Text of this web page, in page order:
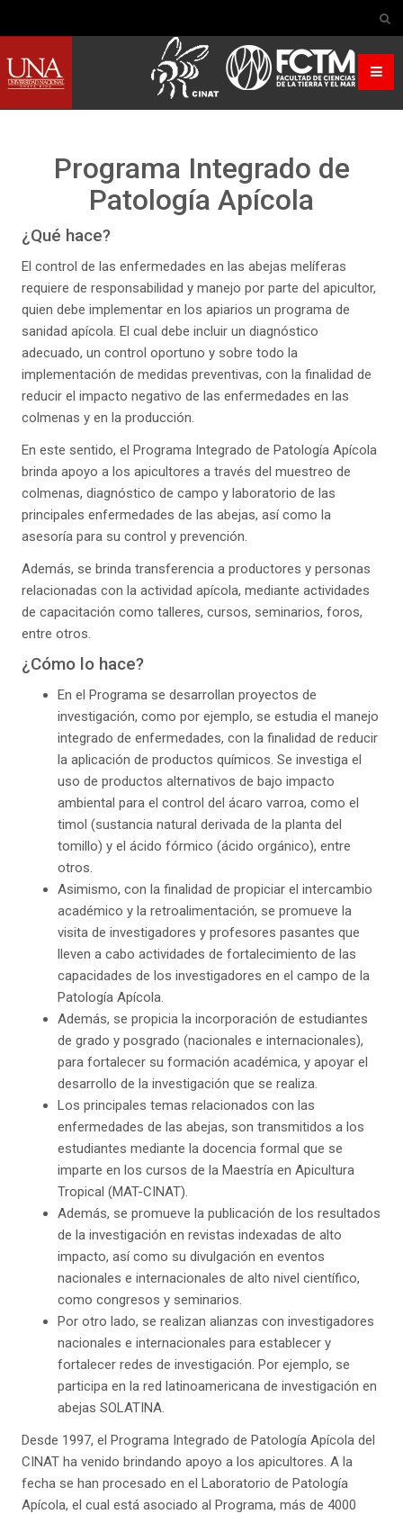
Programa Integrado de
Patología Apícola
¿Qué hace?
El control de las enfermedades en las abejas melíferas
requiere de responsabilidad y manejo por parte del apicultor,
quien debe implementar en los apiarios un programa de
sanidad apícola. El cual debe incluir un diagnóstico
adecuado, un control oportuno y sobre todo la
implementación de medidas preventivas, con la finalidad de
reducir el impacto negativo de las enfermedades en las
colmenas y en la producción.
En este sentido, el Programa Integrado de Patología Apícola
brinda apoyo a los apicultores a través del muestreo de
colmenas, diagnóstico de campo y laboratorio de las
principales enfermedades de las abejas, así como la
asesoría para su control y prevención.
Además, se brinda transferencia a productores y personas
relacionadas con la actividad apícola, mediante actividades
de capacitación como talleres, cursos, seminarios, foros,
entre otros.
¿Cómo lo hace?
En el Programa se desarrollan proyectos de
investigación, como por ejemplo, se estudia el manejo
integrado de enfermedades, con la finalidad de reducir
la aplicación de productos químicos. Se investiga el
uso de productos alternativos de bajo impacto
ambiental para el control del ácaro varroa, como el
timol (sustancia natural derivada de la planta del
tomillo) y el ácido fórmico (ácido orgánico), entre
otros.
Asimismo, con la finalidad de propiciar el intercambio
académico y la retroalimentación, se promueve la
visita de investigadores y profesores pasantes que
lleven a cabo actividades de fortalecimiento de las
capacidades de los investigadores en el campo de la
Patología Apícola.
Además, se propicia la incorporación de estudiantes
de grado y posgrado (nacionales e internacionales),
para fortalecer su formación académica, y apoyar el
desarrollo de la investigación que se realiza.
Los principales temas relacionados con las
enfermedades de las abejas, son transmitidos a los
estudiantes mediante la docencia formal que se
imparte en los cursos de la Maestría en Apicultura
Tropical (MAT-CINAT).
Además, se promueve la publicación de los resultados
de la investigación en revistas indexadas de alto
impacto, así como su divulgación en eventos
nacionales e internacionales de alto nivel científico,
como congresos y seminarios.
Por otro lado, se realizan alianzas con investigadores
nacionales e internacionales para establecer y
fortalecer redes de investigación. Por ejemplo, se
participa en la red latinoamericana de investigación en
abejas SOLATINA.
Desde 1997, el Programa Integrado de Patología Apícola del
CINAT ha venido brindando apoyo a los apicultores. A la
fecha se han procesado en el Laboratorio de Patología
Apícola, el cual está asociado al Programa, más de 4000